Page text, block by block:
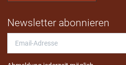
Newsletter abonnieren
Adresse